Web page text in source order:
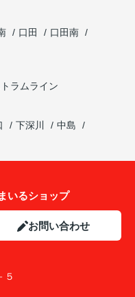
口田
口田南
ラムライン
下深川
中島
いるショップ
お問い合わせ
５